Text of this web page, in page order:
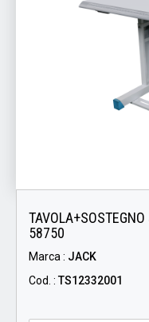
58750
Marca : JACK
Cod. :TS12332001